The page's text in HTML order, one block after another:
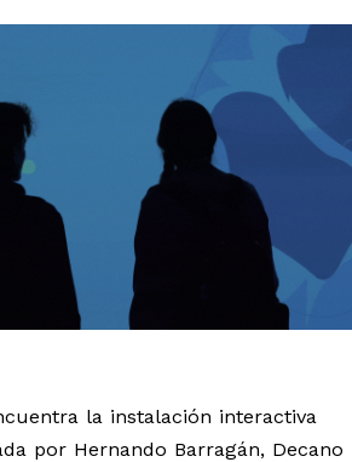
la instalación interactiva
por Hernando Barragán, Decano